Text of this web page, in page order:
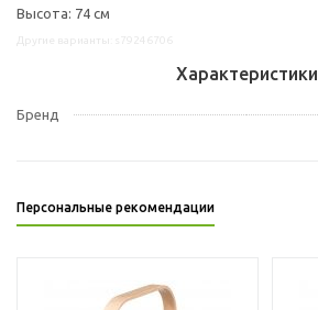
Высота: 74 см
Характеристики
Бренд
Персональные рекомендации